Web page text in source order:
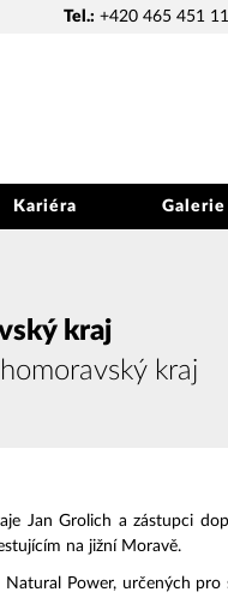
Tel.: +420 465 451
Kariéra Galerie
kraj
kraj
Jan Grolich a zástupci
na jižní Moravě.
Power, určených pro